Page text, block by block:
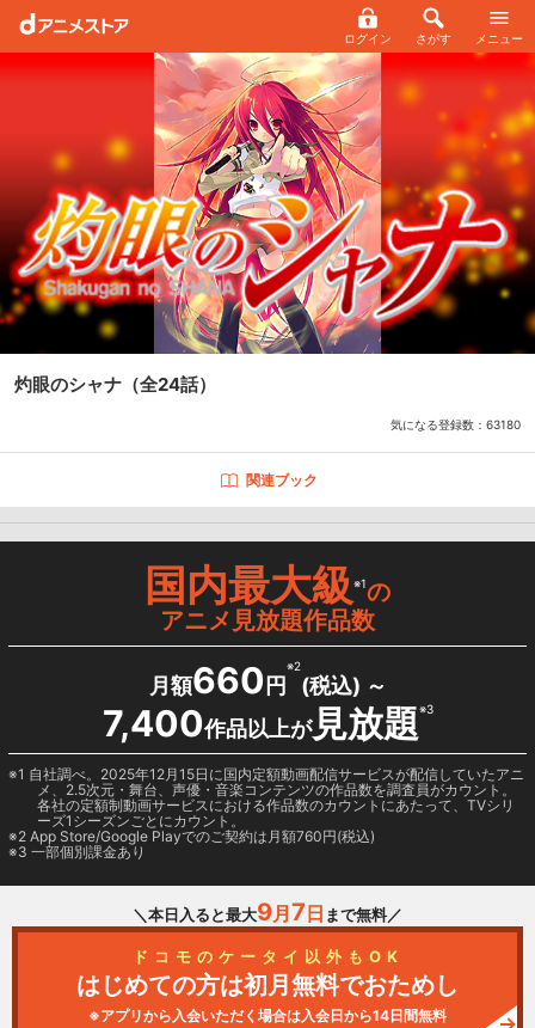
ログイン さがす メニュー
灼眼のシャナ （全24話）
気になる登録数： 63180
関連ブック
国内最大級※1の
アニメ見放題作品数
月額660 円
※2
(税込) ～
7,400作品以上が見放題※3
1 自社調べ。2025年12月15日に国内定額動画配信サービスが配信していたアニ
メ、2.5次元・舞台、声優・音楽コンテンツの作品数を調査員がカウント。
各社の定額制動画サービスにおける作品数のカウントにあたって、TVシリ
ーズ1シーズンごとにカウント。
2 App Store/Google Playでのご契約は月額760円(税込)
3 一部個別課金あり
＼本日入ると最大9月 7 日 まで無料／
ドコモのケータイ以外もOK
はじめての方は初月無料でおためし
※アプリから入会いただく場合は入会日から14日間無料